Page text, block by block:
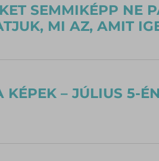
SEMMIKÉPP NE
MI AZ, AMIT
– JÚLIUS 5-